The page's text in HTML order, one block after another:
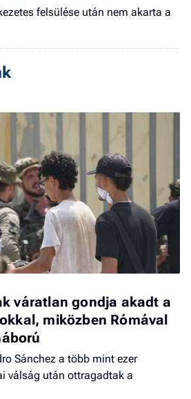
felsülése után nem akarta a
váratlan gondja akadt a
miközben Rómával
Sánchez a több mint ezer
válság után ottragadtak a